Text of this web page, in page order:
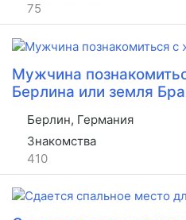
75
Мужчина
Берлина или земля
Берлин, Германия
Знакомства
410